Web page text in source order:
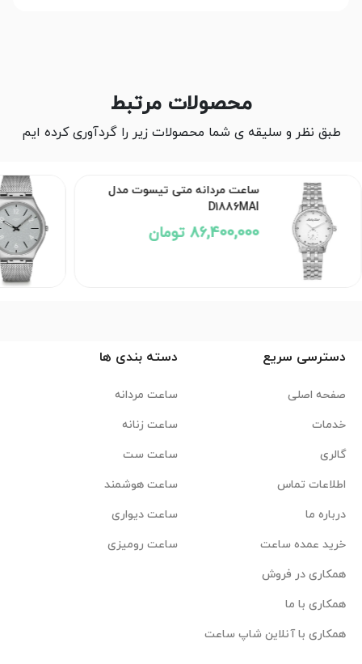
محصولات مرتبط
طبق نظر و سلیقه ی شما محصولات زیر را گردآوری کرده ایم
ساعت مردانه متی تیسوت مدل
D1886MAI
86,400,000 تومان
دسترسی سریع
صفحه اصلی
خدمات
گالری
اطلاعات تماس
درباره ما
خرید عمده ساعت
همکاری در فروش
همکاری با ما
همکاری با آنلاین شاپ ساعت
دسته بندی ها
ساعت مردانه
ساعت زنانه
ساعت ست
ساعت هوشمند
ساعت دیواری
ساعت رومیزی